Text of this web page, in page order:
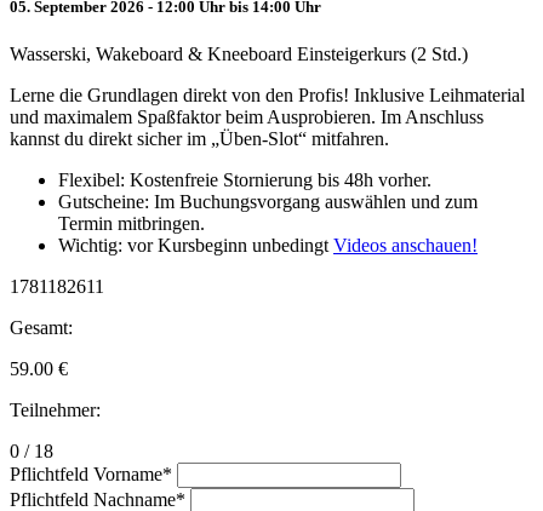
05. September 2026 - 12:00 Uhr bis 14:00 Uhr
Wasserski, Wakeboard & Kneeboard Einsteigerkurs (2 Std.)
Lerne die Grundlagen direkt von den Profis! Inklusive Leihmaterial
und maximalem Spaßfaktor beim Ausprobieren. Im Anschluss
kannst du direkt sicher im „Üben-Slot“ mitfahren.
Flexibel: Kostenfreie Stornierung bis 48h vorher.
Gutscheine: Im Buchungsvorgang auswählen und zum
Termin mitbringen.
Wichtig: vor Kursbeginn unbedingt Videos anschauen!
1781182611
Gesamt:
59.00 €
Teilnehmer:
0 / 18
Pflichtfeld Vorname*
Pflichtfeld Nachname*